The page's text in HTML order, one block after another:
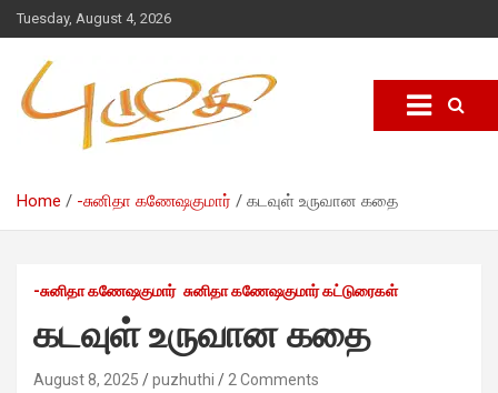
Tuesday, August 4, 2026
Home -சுனிதா கணேஷகுமார் கடவுள் உருவான கதை
-சுனிதா கணேஷகுமார் சுனிதா கணேஷகுமார் கட்டுரைகள்
கடவுள் உருவான கதை
August 8, 2025 puzhuthi 2 Comments